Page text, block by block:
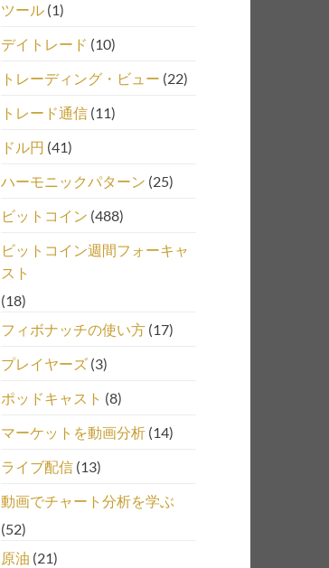
ツール(1)
デイトレード (10)
トレーディング・ビュー (22)
トレード通信(11)
ドル円 (41)
ハーモニックパターン (25)
ビットコイン (488)
ビットコイン週間フォーキャ
スト
(18)
フィボナッチの使い方(17)
プレイヤーズ(3)
ポッドキャスト (8)
マーケットを動画分析(14)
ライブ配信(13)
動画でチャート分析を学ぶ
(52)
原油 (21)